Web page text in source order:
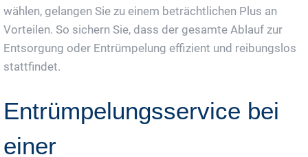
wählen, gelangen Sie zu einem beträchtlichen Plus an
Vorteilen. So sichern Sie, dass der gesamte Ablauf zur
Entsorgung oder Entrümpelung effizient und reibungslos
stattfindet.
Entrümpelungsservice bei
einer